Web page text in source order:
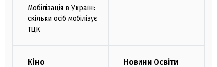
Мобілізація в Україні:
скільки осіб мобілізує
ТЦК
Кіно Новини Освіти